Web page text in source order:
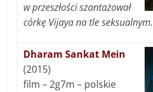
w przeszłości szantażował
córkę Vijaya na tle seksualnym.
Dharam Sankat Mein
(2015)
film – 2g7m – polskie